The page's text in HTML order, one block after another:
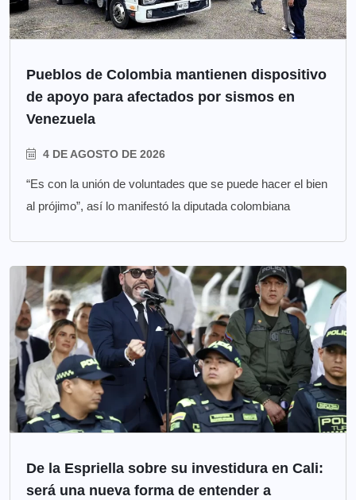
Pueblos de Colombia mantienen dispositivo
de apoyo para afectados por sismos en
Venezuela
4 DE AGOSTO DE 2026
“Es con la unión de voluntades que se puede hacer el bien
al prójimo”, así lo manifestó la diputada colombiana
De la Espriella sobre su investidura en Cali:
será una nueva forma de entender a